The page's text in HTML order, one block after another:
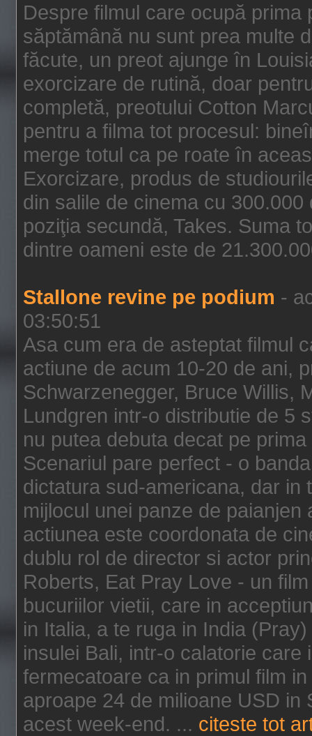
Despre filmul care ocupă
săptămână nu sunt prea multe
făcute, un preot ajunge în
exorcizare de rutină, doar
completă, preotului Cotton
pentru a filma tot procesul:
merge totul ca pe roate în
Exorcizare, produs de
din salile de cinema cu
poziţia secundă, Takes. Suma
dintre oameni este de
Stallone revine pe podium -
03:50:51
Asa cum era de asteptat filmul
actiune de acum 10-20 de ani,
Schwarzenegger, Bruce Willis,
Lundgren intr-o distributie de 5
nu putea debuta decat pe
Scenariul pare perfect - o
dictatura sud-americana, dar in
mijlocul unei panze de
actiunea este coordonata de
dublu rol de director si actor
Roberts, Eat Pray Love - un
bucuriilor vietii, care in
in Italia, a te ruga in India
insulei Bali, intr-o calatorie
fermecatoare ca in primul film
aproape 24 de milioane USD in
acest week-end. ... citeste tot